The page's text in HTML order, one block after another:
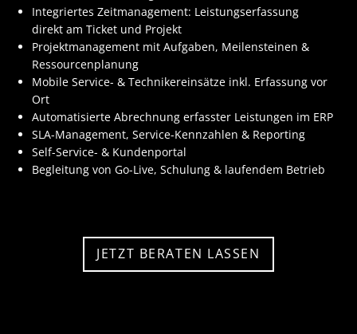
Integriertes Zeitmanagement: Leistungserfassung
direkt am Ticket und Projekt
Projektmanagement mit Aufgaben, Meilensteinen &
Ressourcenplanung
Mobile Service- & Technikereinsätze inkl. Erfassung vor
Ort
Automatisierte Abrechnung erfasster Leistungen im ERP
SLA-Management, Service-Kennzahlen & Reporting
Self-Service- & Kundenportal
Begleitung von Go-Live, Schulung & laufendem Betrieb
JETZT BERATEN LASSEN